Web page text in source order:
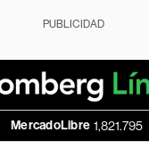
PUBLICIDAD
1,821.795 -0.14%